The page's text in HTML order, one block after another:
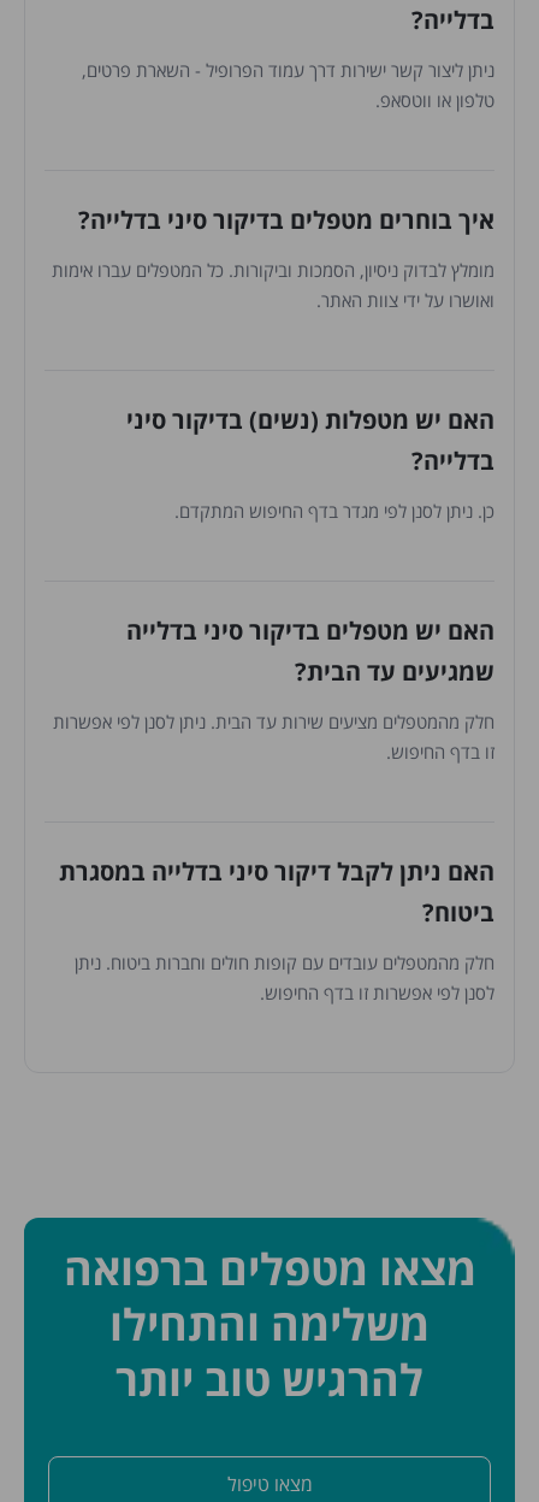
בדלייה?
ניתן ליצור קשר ישירות דרך עמוד הפרופיל - השארת פרטים,
טלפון או ווטסאפ.
איך בוחרים מטפלים בדיקור סיני בדלייה?
מומלץ לבדוק ניסיון, הסמכות וביקורות. כל המטפלים עברו אימות
ואושרו על ידי צוות האתר.
האם יש מטפלות (נשים) בדיקור סיני
בדלייה?
כן. ניתן לסנן לפי מגדר בדף החיפוש המתקדם.
האם יש מטפלים בדיקור סיני בדלייה
שמגיעים עד הבית?
חלק מהמטפלים מציעים שירות עד הבית. ניתן לסנן לפי אפשרות
זו בדף החיפוש.
האם ניתן לקבל דיקור סיני בדלייה במסגרת
ביטוח?
חלק מהמטפלים עובדים עם קופות חולים וחברות ביטוח. ניתן
לסנן לפי אפשרות זו בדף החיפוש.
מצאו מטפלים ברפואה
משלימה והתחילו
להרגיש טוב יותר
מצאו טיפול